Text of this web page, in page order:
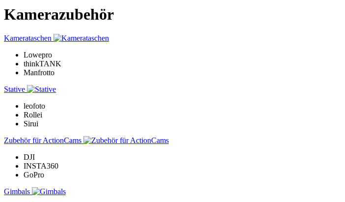
Kamerazubehör
Kamerataschen
Lowepro
thinkTANK
Manfrotto
Stative
leofoto
Rollei
Sirui
Zubehör für ActionCams
DJI
INSTA360
GoPro
Gimbals